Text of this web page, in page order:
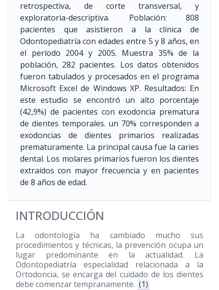
retrospectiva, de corte transversal, y
exploratoria-descriptiva. Población: 808
pacientes que asistieron a la clínica de
Odontopediatría con edades entre 5 y 8 años, en
el período 2004 y 2005. Muestra 35% de la
población, 282 pacientes. Los datos obtenidos
fueron tabulados y procesados en el programa
Microsoft Excel de Windows XP. Resultados: En
este estudio se encontró un alto porcentaje
(42,9%) de pacientes con exodoncia prematura
de dientes temporales. un 70% corresponden a
exodoncias de dientes primarios realizadas
prematuramente. La principal causa fue la caries
dental. Los molares primarios fueron los dientes
extraídos con mayor frecuencia y en pacientes
de 8 años de edad.
INTRODUCCIÓN
La odontología ha cambiado mucho sus
procedimientos y técnicas, la prevención ocupa un
lugar predominante en la actualidad. La
Odontopediatría especialidad relacionada a la
Ortodoncia, se encarga del cuidado de los dientes
debe comenzar tempranamente. (1)